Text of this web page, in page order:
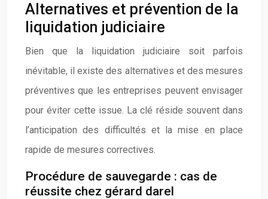
Alternatives et prévention de la
liquidation judiciaire
Bien que la liquidation judiciaire soit parfois
inévitable, il existe des alternatives et des mesures
préventives que les entreprises peuvent envisager
pour éviter cette issue. La clé réside souvent dans
l’anticipation des difficultés et la mise en place
rapide de mesures correctives.
Procédure de sauvegarde : cas de
réussite chez gérard darel